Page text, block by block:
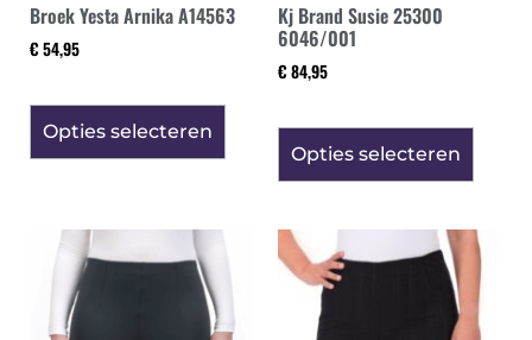
Broek Yesta Arnika A14563
€ 54,95
Opties selecteren
Kj Brand Susie 25300
6046/001
€ 84,95
Opties selecteren